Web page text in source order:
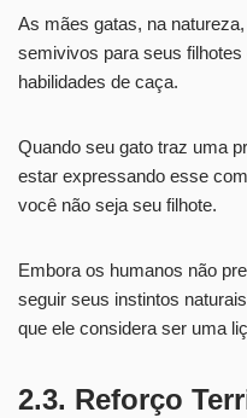
As mães gatas, na
semivivos para seus
habilidades de caça.
Quando seu gato traz uma
estar expressando esse
você não seja seu filhote.
Embora os humanos não
seguir seus instintos
que ele considera ser uma
2.3. Reforço